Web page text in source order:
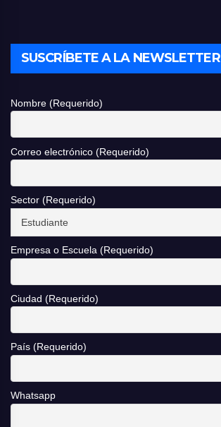
SUSCRÍBETE A LA NEWSLETTER
Nombre (Requerido)
Correo electrónico (Requerido)
Sector (Requerido)
Empresa o Escuela (Requerido)
Ciudad (Requerido)
País (Requerido)
Whatsapp